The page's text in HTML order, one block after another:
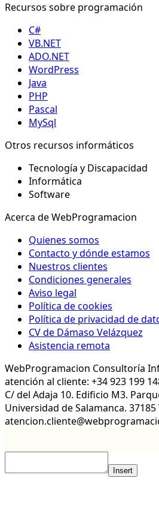
Recursos sobre programación
C#
VB.NET
ADO.NET
WordPress
Java
PHP
Pascal
MySql
Otros recursos informáticos
Tecnología y Discapacidad
Informática
Software
Acerca de WebProgramacion
Quienes somos
Contacto y dónde estamos
Nuestros clientes
Condiciones generales
Aviso legal
Política de cookies
Política de privacidad de
CV de Dámaso Velázquez
Asistencia remota
WebProgramacion Consultoría
atención al cliente: +34 923 199
C/ del Adaja 10. Edificio M3.
Universidad de Salamanca. 37185
Insert